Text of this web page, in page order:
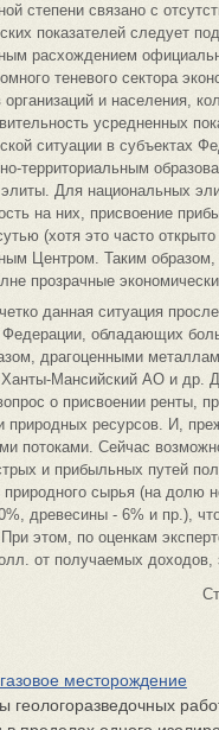
степени связано с
показателей следует
расхождением
теневого сектора
организаций и населения,
усредненных
ситуации в субъектах
территориальным
Для национальных
на них, присвоение
(хотя это часто
Центром. Таким образом,
прозрачные
данная ситуация
Федерации, обладающих
драгоценными
Мансийский АО и др.
о присвоении ренты,
природных ресурсов. И,
потоками. Сейчас
и прибыльных путей
природного сырья (на долю
древесины - 6% и пр.),
этом, по оценкам
от получаемых доходов,
месторождение
геологоразведочных